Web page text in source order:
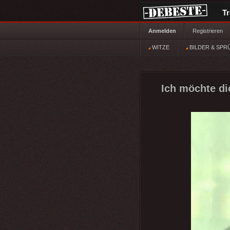
Anmelden Registrieren
WITZE BILDER &
Ich möchte